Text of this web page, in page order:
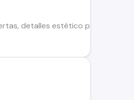
detalles estético por el año,